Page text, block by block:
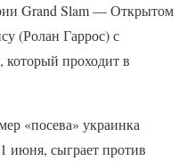
Grand Slam — Открытом
(Ролан Гаррос) с
проходит в
«посева» украинка
июня, сыграет против